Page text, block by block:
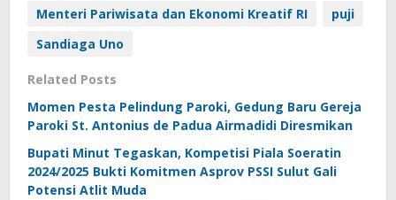
Menteri Pariwisata dan Ekonomi Kreatif RI
puji
Sandiaga Uno
Related Posts
Momen Pesta Pelindung Paroki, Gedung Baru Gereja
Paroki St. Antonius de Padua Airmadidi Diresmikan
Bupati Minut Tegaskan, Kompetisi Piala Soeratin
2024/2025 Bukti Komitmen Asprov PSSI Sulut Gali
Potensi Atlit Muda